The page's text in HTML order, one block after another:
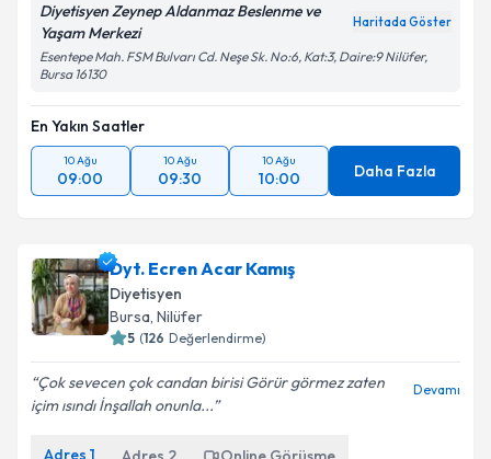
Diyetisyen Zeynep Aldanmaz Beslenme ve
Yaşam Merkezi
Haritada Göster
Esentepe Mah. FSM Bulvarı Cd. Neşe Sk. No:6, Kat:3, Daire:9 Nilüfer,
Bursa 16130
En Yakın Saatler
10 Ağu
09:00
10 Ağu
09:30
10 Ağu
10:00 Daha Fazla
Dyt. Ecren Acar Kamış
Diyetisyen
Bursa, Nilüfer
5 (126 Değerlendirme)
Çok sevecen çok candan birisi Görür görmez zaten
içim ısındı İnşallah onunla...
Devamı
Adres 1